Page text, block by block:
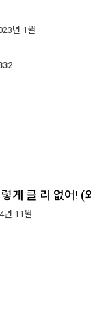
년 1월
게 클 리 없어!
년 11월